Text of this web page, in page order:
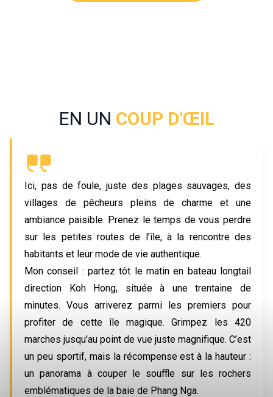
EN UN COUP D'ŒIL
Ici, pas de foule, juste des plages sauvages, des
villages de pêcheurs pleins de charme et une
ambiance paisible. Prenez le temps de vous perdre
sur les petites routes de l’île, à la rencontre des
habitants et leur mode de vie authentique.
Mon conseil : partez tôt le matin en bateau longtail
direction Koh Hong, située à une trentaine de
minutes. Vous arriverez parmi les premiers pour
profiter de cette île magique. Grimpez les 420
marches jusqu'au point de vue juste magnifique. C’est
un peu sportif, mais la récompense est à la hauteur :
un panorama à couper le souffle sur les rochers
emblématiques de la baie de Phang Nga.